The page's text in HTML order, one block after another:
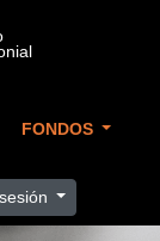
FONDOS